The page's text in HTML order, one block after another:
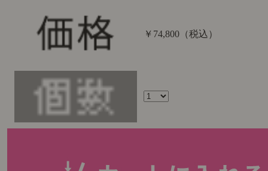
￥74,800 （税込）